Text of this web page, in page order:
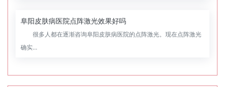
阜阳皮肤病医院点阵激光效果好吗
很多人都在逐渐咨询阜阳皮肤病医院的点阵激光。现在点阵激光
确实...